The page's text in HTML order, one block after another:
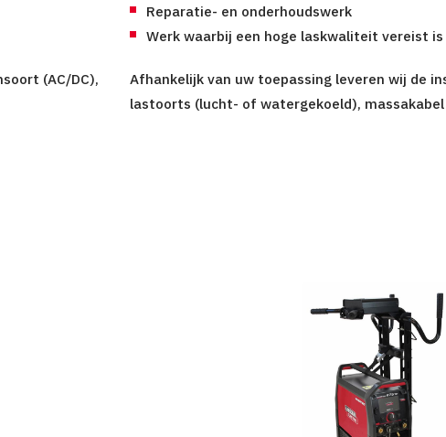
(AC/DC),
Reparatie- en onderhoudswerk
Werk waarbij een hoge laskwaliteit vereist is
Afhankelijk van uw toepassing leveren wij de
lastoorts (lucht- of watergekoeld), massakabel